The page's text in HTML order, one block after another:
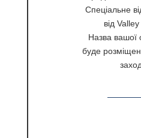
Спеціальне
від
Назва вашої
буде